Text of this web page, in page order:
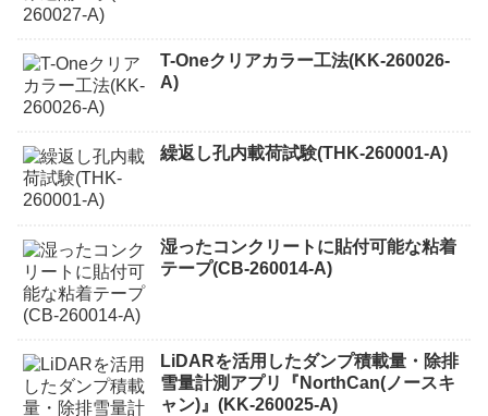
T-Oneクリアカラー工法(KK-260026-
A)
繰返し孔内載荷試験(THK-260001-A)
湿ったコンクリートに貼付可能な粘着
テープ(CB-260014-A)
LiDARを活用したダンプ積載量・除排
雪量計測アプリ『NorthCan(ノースキ
ャン)』(KK-260025-A)